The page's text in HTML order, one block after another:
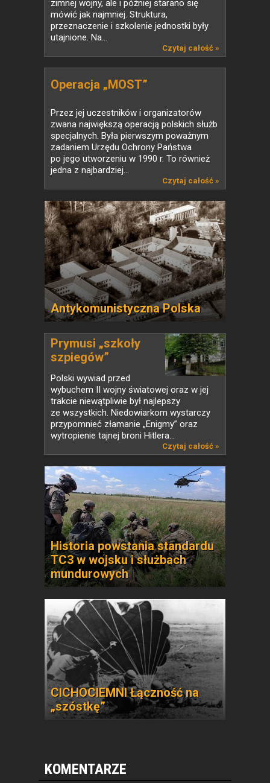
zimnej wojny, ale i później starano się
mówić jak najmniej. Struktura,
przeznaczenie i szkolenie jednostki były
utajnione. Na...
Czytaj całość »
Operacja „MOST”
Przez jej uczestników i organizatorów
zwana największą operacją polskich służb
specjalnych. Była pierwszym poważnym
zadaniem Urzędu Ochrony Państwa
po jego utworzeniu w 1990 r. To również
jedna z najbardziej...
Czytaj całość »
Antykomunistyczna Polska
Prymusi „szkoły
szpiegów”
Polski wywiad przed
wybuchem II wojny światowej oraz w jej
trakcie niewątpliwie był najlepszy
ze wszystkich. Niedowiarkom wystarczy
przypomnieć złamanie „Enigmy” oraz
wytropienie tajnej broni Hitlera...
Czytaj całość »
Historia powstania standardu
TC3 w wojsku i służbach
mundurowych
CICHOCIEMNI Łączność na
„szóstkę”
KOMENTARZE